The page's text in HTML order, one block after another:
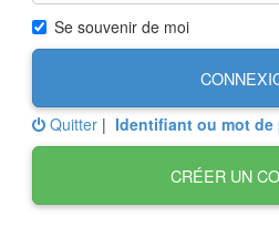
Se souvenir de moi
Quitter | Identifiant ou mot de
CRÉER UN